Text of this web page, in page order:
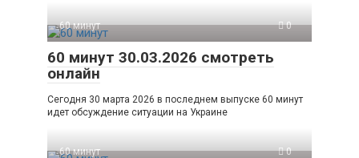
60 минут 0
60 минут 30.03.2026 смотреть
онлайн
Сегодня 30 марта 2026 в последнем выпуске 60 минут
идет обсуждение ситуации на Украине
60 минут 0